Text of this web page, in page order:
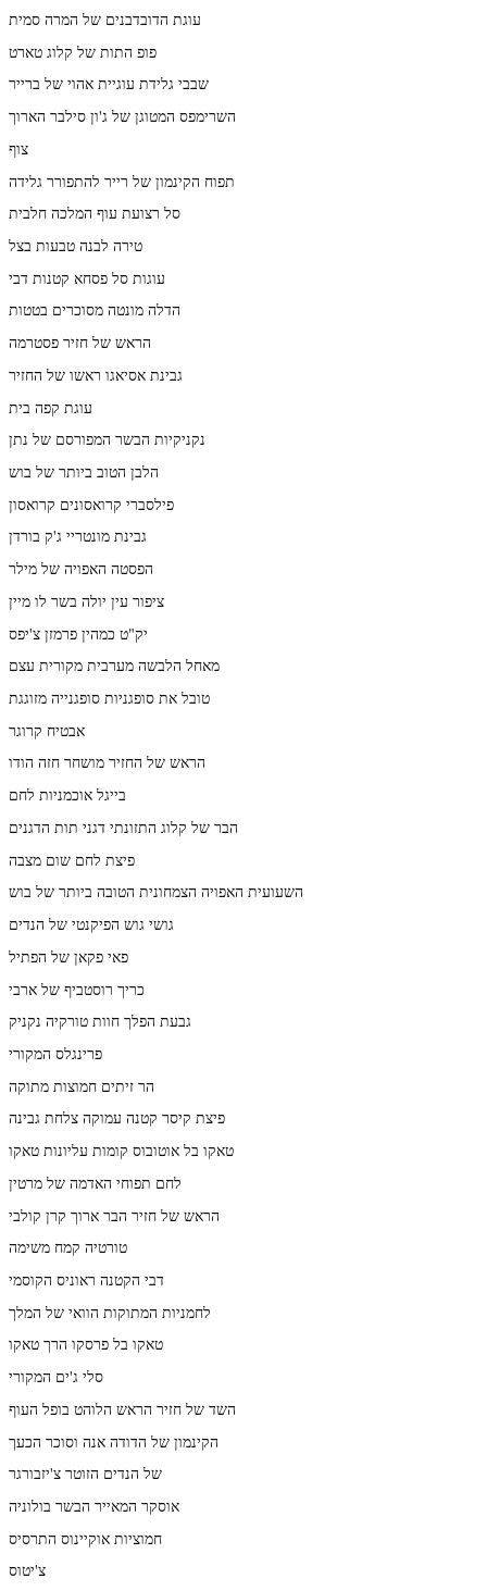
עוגת הדובדבנים של המרה סמית
פופ התות של קלוג טארט
שבבי גלידת עוגיית אהוי של ברייר
השרימפס המטוגן של ג'ון סילבר הארוך
צוף
תפוח הקינמון של רייר להתפורר גלידה
סל רצועת עוף המלכה חלבית
טירה לבנה טבעות בצל
עוגות סל פסחא קטנות דבי
הדלה מונטה מסוכרים בטטות
הראש של חזיר פסטרמה
גבינת אסיאגו ראשו של החזיר
עוגת קפה בית
נקניקיות הבשר המפורסם של נתן
הלבן הטוב ביותר של בוש
פילסברי קרואסונים קרואסון
גבינת מונטריי ג'ק בורדן
הפסטה האפויה של מילר
ציפור עין יולה בשר לו מיין
יק"ט כמהין פרמזן צ'יפס
מאחל הלבשה מערבית מקורית עצם
טובל את סופגניות סופגנייה מזוגגת
אבטיח קרוגר
הראש של החזיר מושחר חזה הודו
בייגל אוכמניות לחם
הבר של קלוג התזונתי דגני תות הדגנים
פיצת לחם שום מצבה
השעועית האפויה הצמחונית הטובה ביותר של בוש
גושי גוש הפיקנטי של הנדים
פאי פקאן של הפתיל
כריך רוסטביף של ארבי
גבעת הפלך חוות טורקיה נקניק
פרינגלס המקורי
הר זיתים חמוצות מתוקה
פיצת קיסר קטנה עמוקה צלחת גבינה
טאקו בל אוטובוס קומות עליונות טאקו
לחם תפוחי האדמה של מרטין
הראש של חזיר הבר ארוך קרן קולבי
טורטיה קמח משימה
דבי הקטנה ראוניס הקוסמי
לחמניות המתוקות הוואי של המלך
טאקו בל פרסקו הרך טאקו
סלי ג'ים המקורי
השד של חזיר הראש הלוהט בופל העוף
הקינמון של הדודה אנה וסוכר הכעך
של הנדים הזוטר צ'יזבורגר
אוסקר המאייר הבשר בולוניה
חמוציות אוקיינוס התרסיס
צ'יטוס